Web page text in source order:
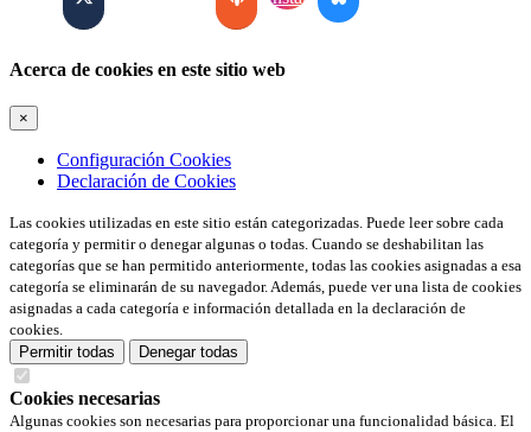
Acerca de cookies en este sitio web
×
Configuración Cookies
Declaración de Cookies
Las cookies utilizadas en este sitio están categorizadas. Puede leer sobre cada
categoría y permitir o denegar algunas o todas. Cuando se deshabilitan las
categorías que se han permitido anteriormente, todas las cookies asignadas a esa
categoría se eliminarán de su navegador. Además, puede ver una lista de cookies
asignadas a cada categoría e información detallada en la declaración de
cookies.
Permitir todas
Denegar todas
Cookies necesarias
Algunas cookies son necesarias para proporcionar una funcionalidad básica. El